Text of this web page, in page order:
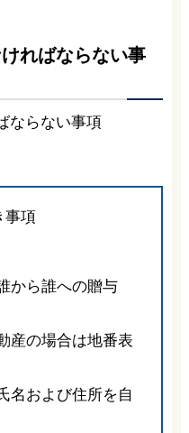
ればならない事
事項
から誰への贈与
産の場合は地番表
名および住所を自